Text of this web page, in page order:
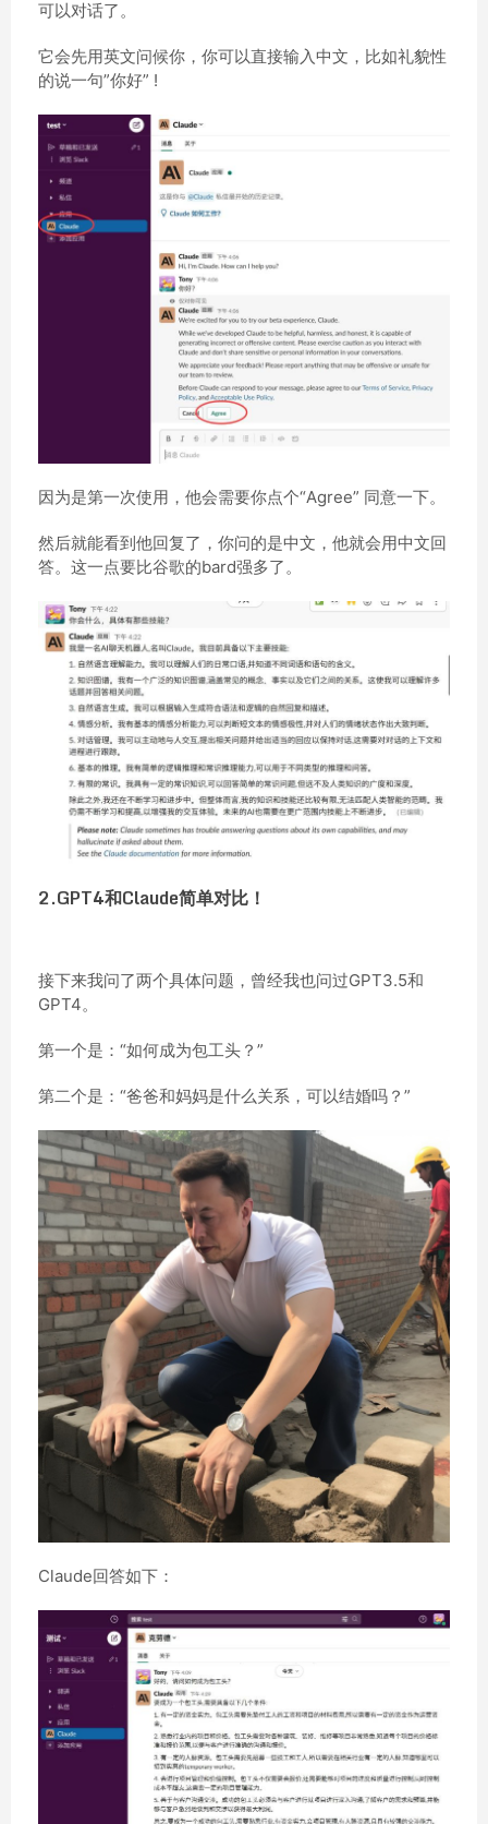
可以对话了。
它会先用英文问候你，你可以直接输入中文，比如礼貌性
的说一句”你好” !
因为是第一次使用，他会需要你点个“Agree” 同意一下。
然后就能看到他回复了，你问的是中文，他就会用中文回
答。这一点要比谷歌的bard强多了。
2.GPT4和Claude简单对比！
接下来我问了两个具体问题，曾经我也问过GPT3.5和
GPT4。
第一个是：“如何成为包工头？”
第二个是：“爸爸和妈妈是什么关系，可以结婚吗？”
Claude回答如下：